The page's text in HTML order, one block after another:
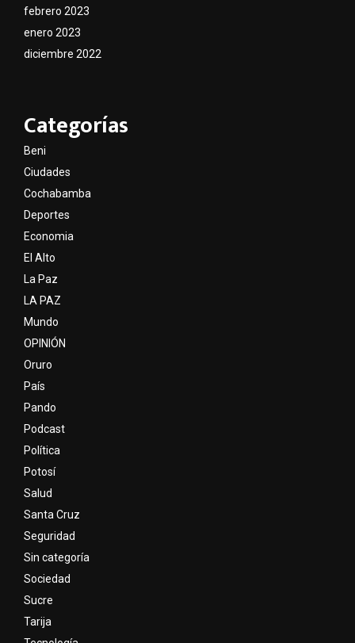
febrero 2023
enero 2023
diciembre 2022
Categorías
Beni
Ciudades
Cochabamba
Deportes
Economia
El Alto
La Paz
LA PAZ
Mundo
OPINIÓN
Oruro
País
Pando
Podcast
Política
Potosí
Salud
Santa Cruz
Seguridad
Sin categoría
Sociedad
Sucre
Tarija